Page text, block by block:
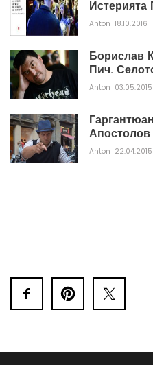
Anton 18.10.2016
Борислав
Пич.
Anton 03.05.2015
Anton 22.04.2015